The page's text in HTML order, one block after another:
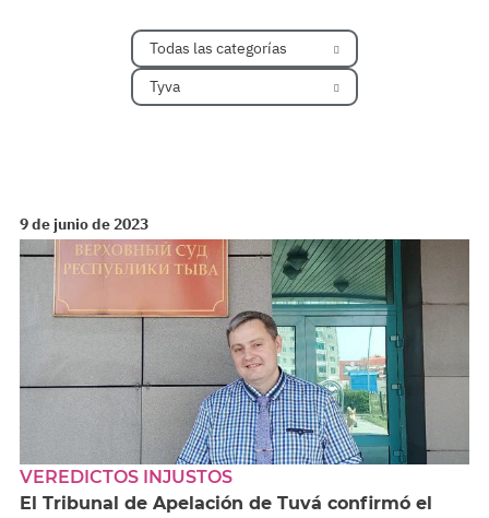
Todas las categorías
Tyva
9 de junio de 2023
VEREDICTOS INJUSTOS
El Tribunal de Apelación de Tuvá confirmó el